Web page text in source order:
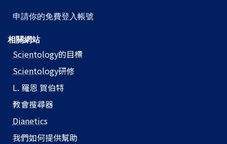
申請你的免費登入帳號
相關網站
Scientology的目標
Scientology研修
L. 羅恩 賀伯特
教會搜尋器
Dianetics
我們如何提供幫助